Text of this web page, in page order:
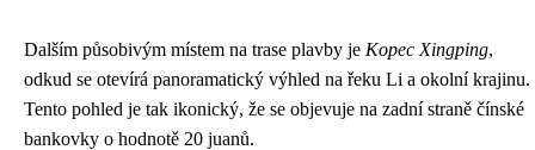
Dalším působivým místem na trase plavby je Kopec Xingping,
odkud se otevírá panoramatický výhled na řeku Li a okolní krajinu.
Tento pohled je tak ikonický, že se objevuje na zadní straně čínské
bankovky o hodnotě 20 juanů.